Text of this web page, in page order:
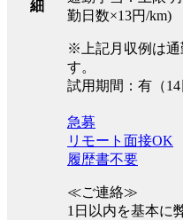
細
勤日数×13円/km)
※上記月収例は通
す。
試用期間：有（
急募
リモート面接OK
履歴書不要
≪ご連絡≫
1日以内を基本に